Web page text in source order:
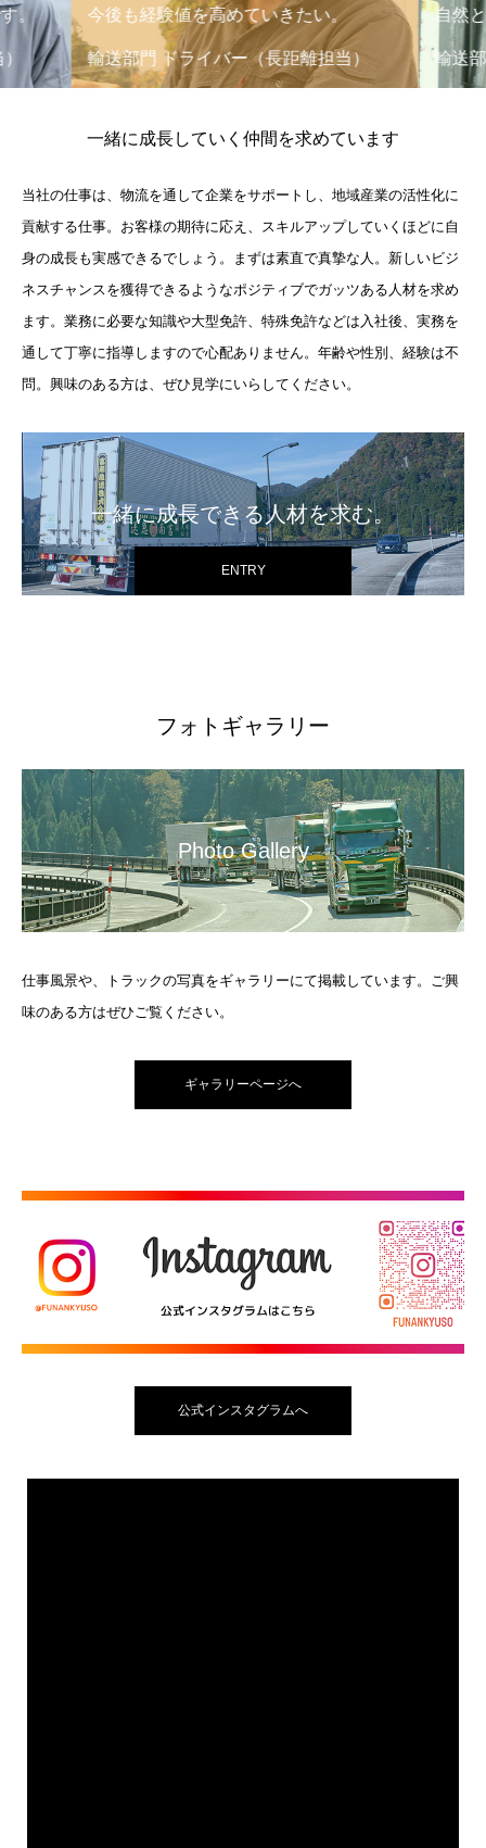
。 今後も経験値を高めていきたい。
輸送部門 ドライバー（長距離担当）
自然
輸送
一緒に成長していく仲間を求めています
当社の仕事は、物流を通して企業をサポートし、地域産業の活性化に
貢献する仕事。お客様の期待に応え、スキルアップしていくほどに自
身の成長も実感できるでしょう。まずは素直で真摯な人。新しいビジ
ネスチャンスを獲得できるようなポジティブでガッツある人材を求め
ます。業務に必要な知識や大型免許、特殊免許などは入社後、実務を
通して丁寧に指導しますので心配ありません。年齢や性別、経験は不
問。興味のある方は、ぜひ見学にいらしてください。
一緒に成長できる人材を求む。
ENTRY
フォトギャラリー
Photo Gallery
仕事風景や、トラックの写真をギャラリーにて掲載しています。ご興
味のある方はぜひご覧ください。
ギャラリーページへ
公式インスタグラムへ